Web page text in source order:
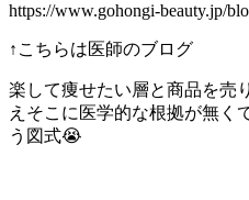
https://www.gohongi-beauty.jp/
↑こちらは医師のブログ
楽して痩せたい層と商品を売
えそこに医学的な根拠が無く
う図式😭